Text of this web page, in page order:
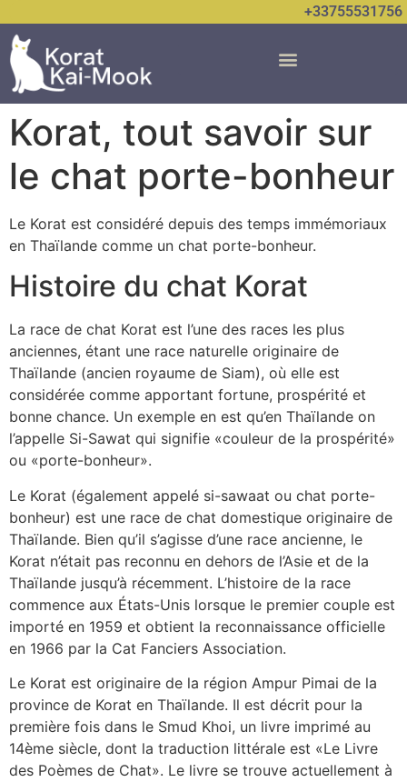
+33755531756
Korat, tout savoir sur
le chat porte-bonheur
Le Korat est considéré depuis des temps immémoriaux
en Thaïlande comme un chat porte-bonheur.
Histoire du chat Korat
La race de chat Korat est l’une des races les plus
anciennes, étant une race naturelle originaire de
Thaïlande (ancien royaume de Siam), où elle est
considérée comme apportant fortune, prospérité et
bonne chance. Un exemple en est qu’en Thaïlande on
l’appelle Si-Sawat qui signifie «couleur de la prospérité»
ou «porte-bonheur».
Le Korat (également appelé si-sawaat ou chat porte-
bonheur) est une race de chat domestique originaire de
Thaïlande. Bien qu’il s’agisse d’une race ancienne, le
Korat n’était pas reconnu en dehors de l’Asie et de la
Thaïlande jusqu’à récemment. L’histoire de la race
commence aux États-Unis lorsque le premier couple est
importé en 1959 et obtient la reconnaissance officielle
en 1966 par la Cat Fanciers Association.
Le Korat est originaire de la région Ampur Pimai de la
province de Korat en Thaïlande. Il est décrit pour la
première fois dans le Smud Khoi, un livre imprimé au
14ème siècle, dont la traduction littérale est «Le Livre
des Poèmes de Chat». Le livre se trouve actuellement à